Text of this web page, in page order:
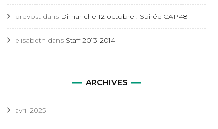
prevost dans Dimanche 12 octobre : Soirée CAP48
elisabeth dans Staff 2013-2014
ARCHIVES
avril 2025